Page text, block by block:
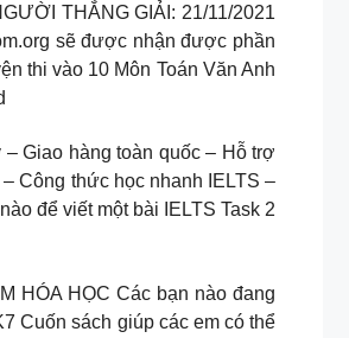
THẮNG GIẢI: 21/11/2021
sẽ được nhận được phần
thi vào 10 Môn Toán Văn Anh
Giao hàng toàn quốc – Hỗ trợ
Công thức học nhanh IELTS –
để viết một bài IELTS Task 2
HÓA HỌC Các bạn nào đang
Cuốn sách giúp các em có thể